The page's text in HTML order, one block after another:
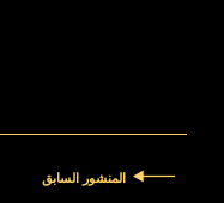
المنشور السابق